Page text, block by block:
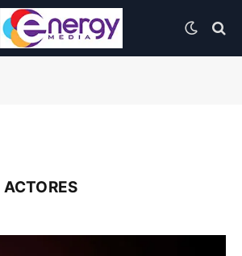
ACTORES